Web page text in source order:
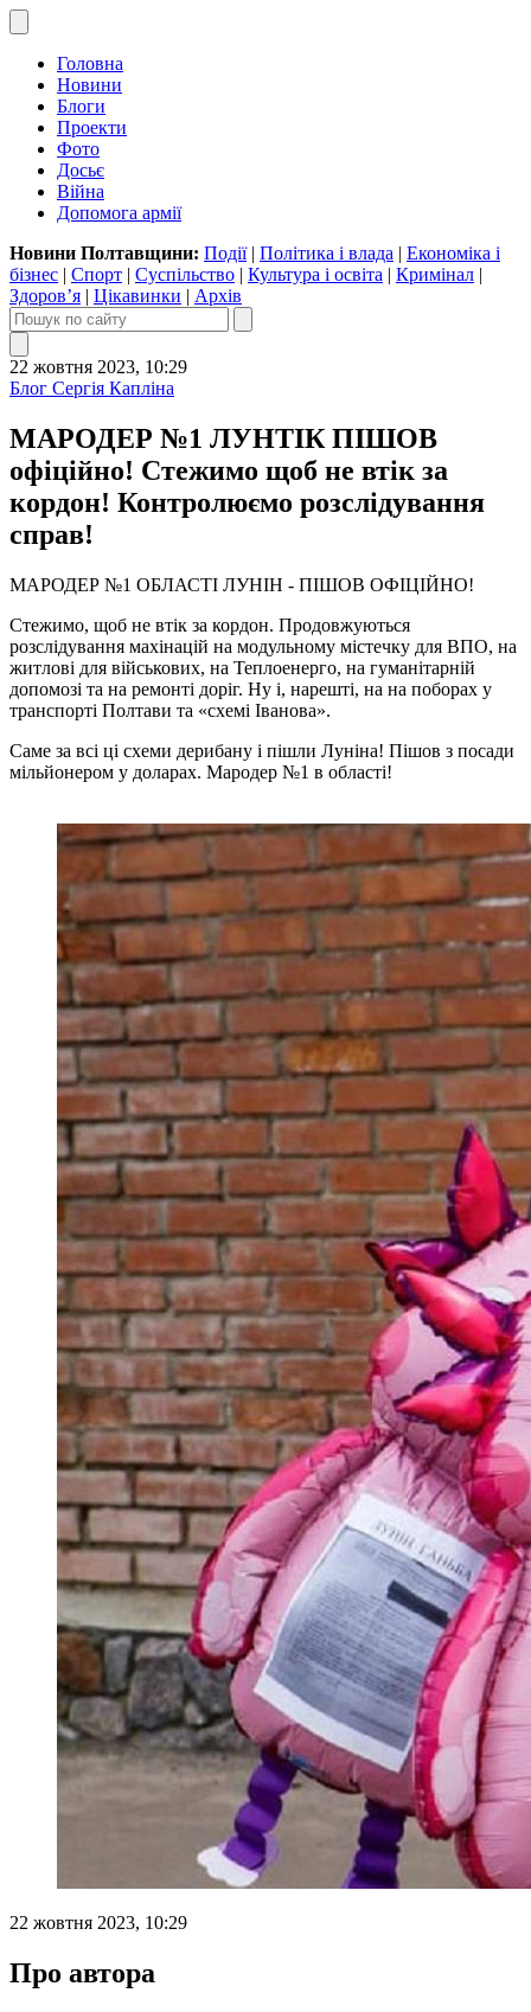
Головна
Новини
Блоги
Проекти
Фото
Досьє
Війна
Допомога армії
Новини Полтавщини: Події| Політика і влада | Економіка і
бізнес | Спорт | Суспільство | Культура і освіта | Кримінал |
Здоров’я | Цікавинки | Архів
22 жовтня 2023, 10:29
Блог Сергія Капліна
МАРОДЕР №1 ЛУНТІК ПІШОВ
офіційно! Стежимо щоб не втік за
кордон! Контролюємо розслідування
справ!
МАРОДЕР №1 ОБЛАСТІ ЛУНІН - ПІШОВ ОФІЦІЙНО!
Стежимо, щоб не втік за кордон. Продовжуються
розслідування махінацій на модульному містечку для ВПО, на
житлові для військових, на Теплоенерго, на гуманітарній
допомозі та на ремонті доріг. Ну і, нарешті, на на поборах у
транспорті Полтави та «схемі Іванова».
Саме за всі ці схеми дерибану і пішли Луніна! Пішов з посади
мільйонером у доларах. Мародер №1 в області!
22 жовтня 2023, 10:29
Про автора